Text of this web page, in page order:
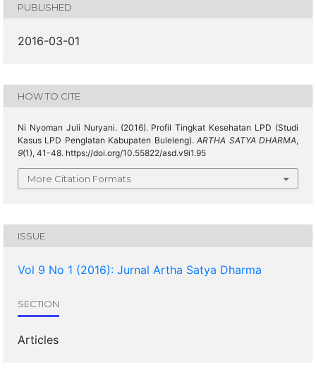
PUBLISHED
2016-03-01
HOW TO CITE
Ni Nyoman Juli Nuryani. (2016). Profil Tingkat Kesehatan LPD (Studi
Kasus LPD Penglatan Kabupaten Buleleng).ARTHA SATYA DHARMA,
9(1), 41-48. https://doi.org/10.55822/asd.v9i1.95
More Citation Formats
ISSUE
Vol 9 No 1 (2016): Jurnal Artha Satya Dharma
SECTION
Articles